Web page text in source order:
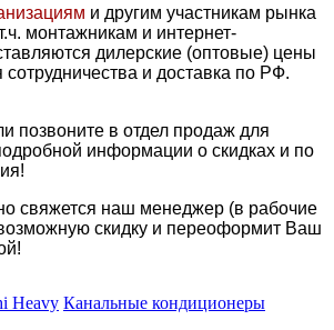
и другим участникам рынка
монтажникам и интернет-
дилерские (оптовые) цены
и доставка по РФ.
позвоните в отдел продаж для
информации о скидках и по
свяжется наш менеджер (в рабочие
скидку и переоформит Ваш
Heavy Канальные кондиционеры